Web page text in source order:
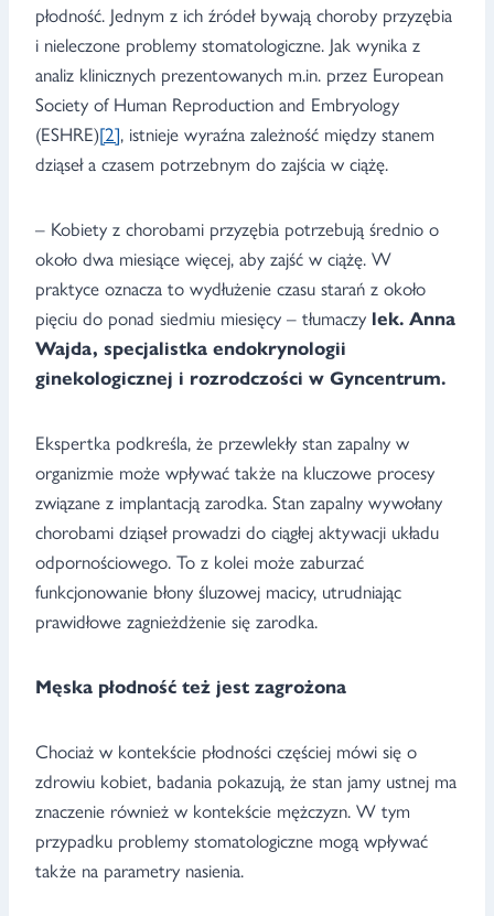
płodność. Jednym z ich źródeł bywają choroby przyzębia
i nieleczone problemy stomatologiczne. Jak wynika z
analiz klinicznych prezentowanych m.in. przez European
Society of Human Reproduction and Embryology
(ESHRE)[2], istnieje wyraźna zależność między stanem
dziąseł a czasem potrzebnym do zajścia w ciążę.
– Kobiety z chorobami przyzębia potrzebują średnio o
około dwa miesiące więcej, aby zajść w ciążę. W
praktyce oznacza to wydłużenie czasu starań z około
pięciu do ponad siedmiu miesięcy – tłumaczy lek. Anna
Wajda, specjalistka endokrynologii
ginekologicznej i rozrodczości w Gyncentrum.
Ekspertka podkreśla, że przewlekły stan zapalny w
organizmie może wpływać także na kluczowe procesy
związane z implantacją zarodka. Stan zapalny wywołany
chorobami dziąseł prowadzi do ciągłej aktywacji układu
odpornościowego. To z kolei może zaburzać
funkcjonowanie błony śluzowej macicy, utrudniając
prawidłowe zagnieżdżenie się zarodka.
Męska płodność też jest zagrożona
Chociaż w kontekście płodności częściej mówi się o
zdrowiu kobiet, badania pokazują, że stan jamy ustnej ma
znaczenie również w kontekście mężczyzn. W tym
przypadku problemy stomatologiczne mogą wpływać
także na parametry nasienia.